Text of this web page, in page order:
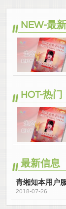
NEW-最新
HOT-热门
最新信息
青缃知本用户
2018-07-26